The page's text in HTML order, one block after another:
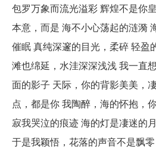
包罗万象而流光溢彩 辉煌不是你
本意，而是 海不小心荡起的涟漪
催眠 真纯深邃的目光，柔碎 轻盈
滩也绵延，水洼深深浅浅 我一直
面的影子 天际，你的背影美美，
点，都是你 我陶醉，海的怀抱，
寂我哭泣的痕迹 海的灯是凄迷的
于是我颖悟，花落的声音不是飘